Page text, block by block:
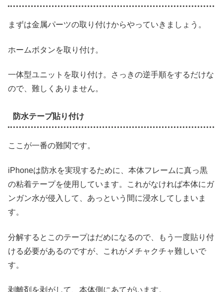
まずは金属パーツの取り付けからやっていきましょう。
ホームボタンを取り付け。
一体型ユニットを取り付け。さっきの逆手順をするだけな
ので、難しくありません。
防水テープ貼り付け
ここが一番の難関です。
iPhoneは防水を実現するために、本体フレームに真っ黒
の粘着テープを使用しています。これがなければ本体にガ
ンガン水が侵入して、あっという間に浸水してしまいま
す。
分解するとこのテープはだめになるので、もう一度貼り付
ける必要があるのですが、これがメチャクチャ難しいで
す。
剥離剤を剥がして、本体側にあてがいます。